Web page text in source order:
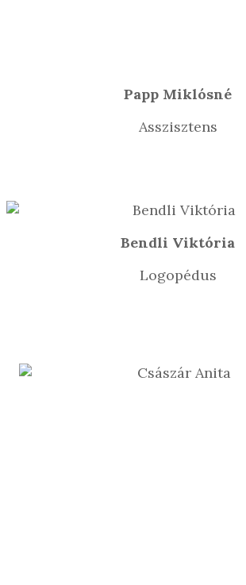
Papp Miklósné
Asszisztens
Bendli Viktória
Logopédus